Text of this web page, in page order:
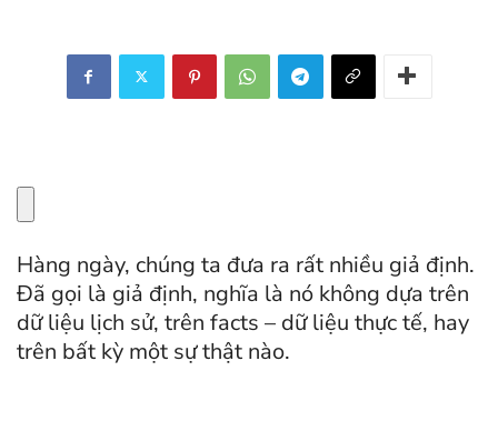
Hàng ngày, chúng ta đưa ra rất nhiều giả định.
Đã gọi là giả định, nghĩa là nó không dựa trên
dữ liệu lịch sử, trên facts – dữ liệu thực tế, hay
trên bất kỳ một sự thật nào.